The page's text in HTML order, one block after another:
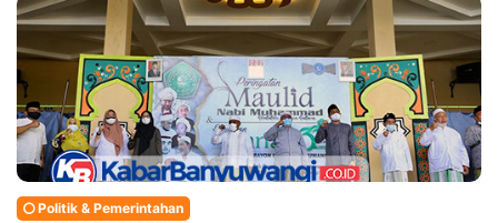
Politik & Pemerintahan